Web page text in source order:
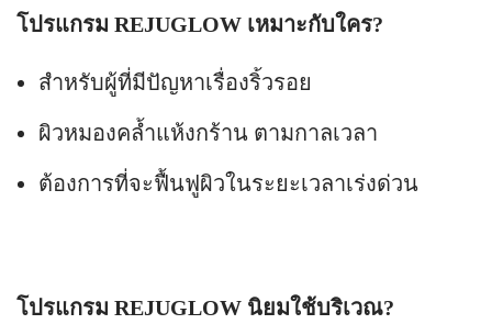
โปรแกรม REJUGLOW เหมาะกับใคร?
สำหรับผู้ที่มีปัญหาเรื่องริ้วรอย
ผิวหมองคล้ำแห้งกร้าน ตามกาลเวลา
ต้องการที่จะฟื้นฟูผิวในระยะเวลาเร่งด่วน
โปรแกรม REJUGLOW นิยมใช้บริเวณ?